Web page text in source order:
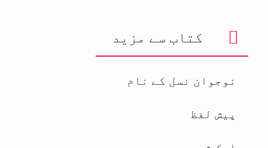
کتاب سے مزید
نوجوان نسل کے نام
پیش لفظ